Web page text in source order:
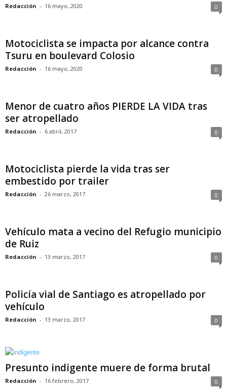
Redacción - 16 mayo, 2020 0
Motociclista se impacta por alcance contra
Tsuru en boulevard Colosio
Redacción - 16 mayo, 2020 0
Menor de cuatro años PIERDE LA VIDA tras
ser atropellado
Redacción - 6 abril, 2017 0
Motociclista pierde la vida tras ser
embestido por trailer
Redacción - 26 marzo, 2017 0
Vehículo mata a vecino del Refugio municipio
de Ruiz
Redacción - 13 marzo, 2017 0
Policía vial de Santiago es atropellado por
vehículo
Redacción - 13 marzo, 2017 0
Presunto indigente muere de forma brutal
Redacción - 16 febrero, 2017 0